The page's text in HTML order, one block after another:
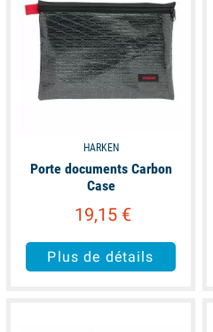
HARKEN
Porte documents Carbon
Case
19,15 €
Plus de détails